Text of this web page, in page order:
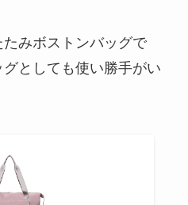
みボストンバッグで
としても使い勝手がい